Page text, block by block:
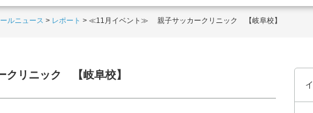
ルニュース > レポート > ≪11月イベント≫ 親子サッカークリニック 【岐阜校】
リニック 【岐阜校】